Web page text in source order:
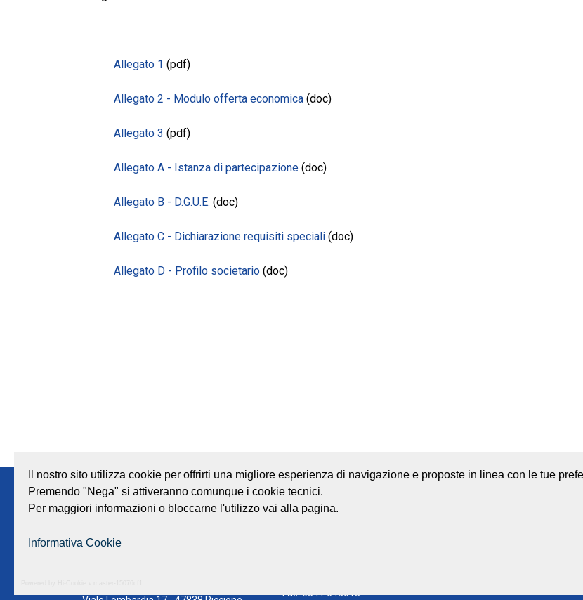
Allegato 1 (pdf)
Allegato 2 - Modulo offerta economica (doc)
Allegato 3 (pdf)
Allegato A - Istanza di partecipazione (doc)
Allegato B - D.G.U.E. (doc)
Allegato C - Dichiarazione requisiti speciali (doc)
Allegato D - Profilo societario (doc)
Note legali Privacy Società trasparente Mappa del sito
Fax: 0541 643613
Il nostro sito utilizza cookie per offrirti una migliore esperienza di navigazione e proposte in linea con le tue
Premendo "Nega" si attiveranno comunque i cookie tecnici.
Per maggiori informazioni o bloccarne l'utilizzo vai alla pagina.
Informativa Cookie